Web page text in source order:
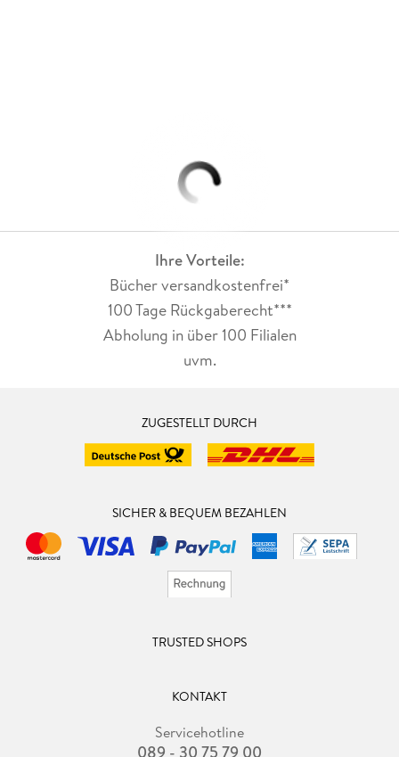
Ihre Vorteile:
Bücher versandkostenfrei*
100 Tage Rückgaberecht***
Abholung in über 100 Filialen
uvm.
ZUGESTELLT DURCH
SICHER & BEQUEM BEZAHLEN
TRUSTED SHOPS
KONTAKT
Servicehotline
089 - 30 75 79 00